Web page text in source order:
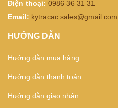
Điện thoại: 0986 36 31 31
Email: kytracac.sales@gmail.com
HƯỚNG DẪN
Hướng dẫn mua hàng
Hướng dẫn thanh toán
Hướng dẫn giao nhận